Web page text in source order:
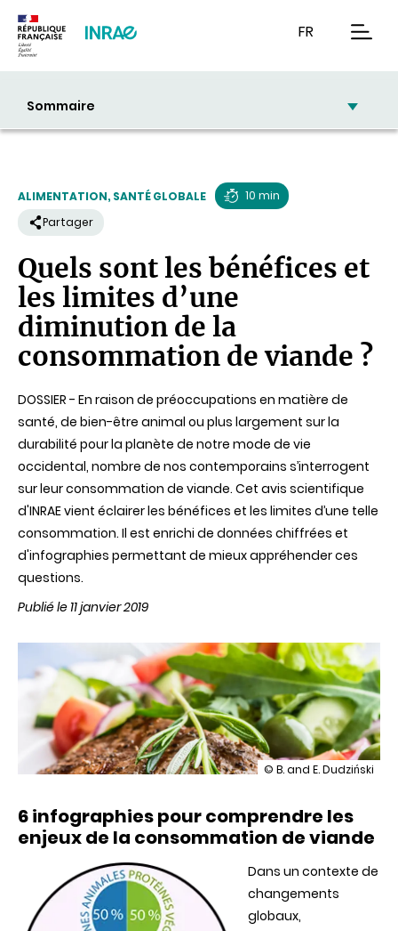
FR
Sommaire
ALIMENTATION, SANTÉ GLOBALE
lecture
10 min
Partager
Quels sont les bénéfices et
les limites d’une
diminution de la
consommation de viande ?
DOSSIER - En raison de préoccupations en matière de
santé, de bien-être animal ou plus largement sur la
durabilité pour la planète de notre mode de vie
occidental, nombre de nos contemporains s’interrogent
sur leur consommation de viande. Cet avis scientifique
d'INRAE vient éclairer les bénéfices et les limites d’une telle
consommation. Il est enrichi de données chiffrées et
d'infographies permettant de mieux appréhender ces
questions.
Publié le 11 janvier 2019
illustration
les
bénéfices
et
limites
d’une
diminution
de
© B. and E. Dudziński
6 infographies pour comprendre les
enjeux de la consommation de viande
Dans un contexte de
changements
globaux,